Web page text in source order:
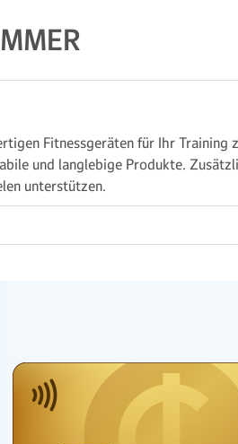
Fitnessgeräten für Ihr Training
und langlebige Produkte.
unterstützen.